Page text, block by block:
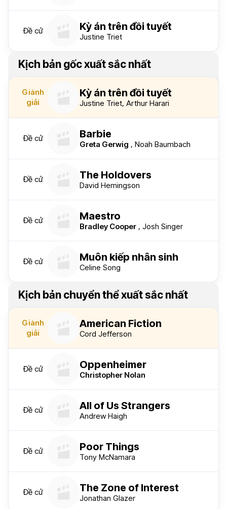
Đề cử Kỳ án trên đồi tuyết
Justine Triet
Kịch bản gốc xuất sắc nhất
Giành
giải
Kỳ án trên đồi tuyết
Justine Triet, Arthur Harari
Đề cử Barbie
Greta Gerwig , Noah Baumbach
Đề cử The Holdovers
David Hemingson
Đề cử Maestro
Bradley Cooper , Josh Singer
Đề cử Muôn kiếp nhân sinh
Celine Song
Kịch bản chuyển thể xuất sắc nhất
Giành
giải
American Fiction
Cord Jefferson
Đề cử Oppenheimer
Christopher Nolan
Đề cử All of Us Strangers
Andrew Haigh
Đề cử Poor Things
Tony McNamara
Đề cử The Zone of Interest
Jonathan Glazer